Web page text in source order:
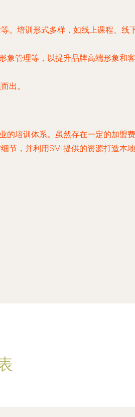
。培训形式多样，如线上课程、
象管理等，以提升品牌高端形象和
出。
培训体系。虽然存在一定的加盟
节，并利用SMI提供的资源打造本